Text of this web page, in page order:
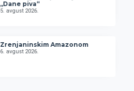
„Dane piva“
5. avgust 2026.
Zrenjaninskim Amazonom
6. avgust 2026.